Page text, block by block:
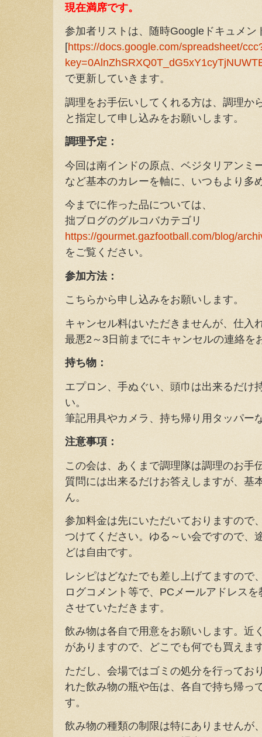
現在満席です。
参加者リストは、随時Googleドキュメン
[https://docs.google.com/spreadsheet/
で更新していきます。
調理をお手伝いしてくれる方は、調理か
と指定して申し込みをお願いします。
調理予定：
今回は南インドの原点、ベジタリアンミ
など基本のカレーを軸に、いつもより多
今までに作った品については、
拙ブログのグルコバカテゴリ
https://gourmet.gazfootball.com/blog/
をご覧ください。
参加方法：
こちらから申し込みをお願いします。
キャンセル料はいただきませんが、仕入
最悪2～3日前までにキャンセルの連絡を
持ち物：
エプロン、手ぬぐい、頭巾は出来るだけ
い。
筆記用具やカメラ、持ち帰り用タッパー
注意事項：
この会は、あくまで調理隊は調理のお手
質問には出来るだけお答えしますが、基
ん。
参加料金は先にいただいておりますので
つけてください。ゆる～い会ですので、
どは自由です。
レシピはどなたでも差し上げてますので
ログコメント等で、PCメールアドレス
させていただきます。
飲み物は各自で用意をお願いします。近
がありますので、どこでも何でも買えま
ただし、会場ではゴミの処分を行ってお
れた飲み物の瓶や缶は、各自で持ち帰っ
す。
飲み物の種類の制限は特にありませんが